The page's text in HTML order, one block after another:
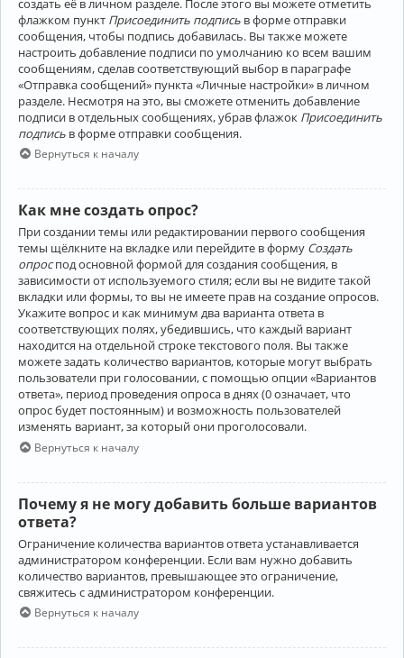
флажком пункт Присоединить подпись в форме отправки
сообщения, чтобы подпись добавилась. Вы также можете
настроить добавление подписи по умолчанию ко всем вашим
сообщениям, сделав соответствующий выбор в параграфе
«Отправка сообщений» пункта «Личные настройки» в личном
разделе. Несмотря на это, вы сможете отменить добавление
подписи в отдельных сообщениях, убрав флажок Присоединить
подпись в форме отправки сообщения.
Вернуться к началу
Как мне создать опрос?
При создании темы или редактировании первого сообщения
темы щёлкните на вкладке или перейдите в форму Создать
опроспод основной формой для создания сообщения, в
зависимости от используемого стиля; если вы не видите такой
вкладки или формы, то вы не имеете прав на создание опросов.
Укажите вопрос и как минимум два варианта ответа в
соответствующих полях, убедившись, что каждый вариант
находится на отдельной строке текстового поля. Вы также
можете задать количество вариантов, которые могут выбрать
пользователи при голосовании, с помощью опции «Вариантов
ответа», период проведения опроса в днях (0 означает, что
опрос будет постоянным) и возможность пользователей
изменять вариант, за который они проголосовали.
Вернуться к началу
Почему я не могу добавить больше вариантов
ответа?
Ограничение количества вариантов ответа устанавливается
администратором конференции. Если вам нужно добавить
количество вариантов, превышающее это ограничение,
свяжитесь с администратором конференции.
Вернуться к началу